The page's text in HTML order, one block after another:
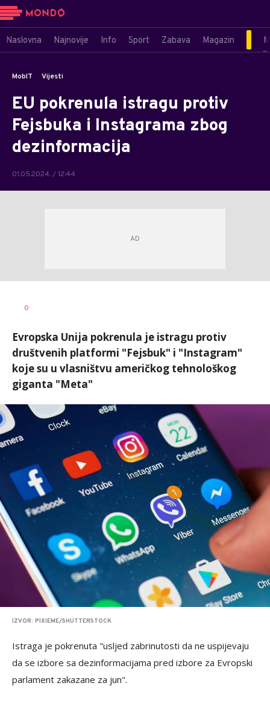
Naslovna Najnovije Info Sport Zabava Magazin
MobIT Vijesti
EU pokrenula istragu protiv
Fejsbuka i Instagrama zbog
dezinformacija
01.05.2024. / 12:44
AUTOR
0
Evropska Unija pokrenula je istragu protiv
društvenih platformi "Fejsbuk" i "Instagram"
koje su u vlasništvu američkog tehnološkog
giganta "Meta"
IZVOR: PIXIEME/SHUTTERSTOCK
Istraga je pokrenuta "usljed zabrinutosti da ne uspijevaju
da se izbore sa dezinformacijama pred izbore za Evropski
parlament zakazane za jun".